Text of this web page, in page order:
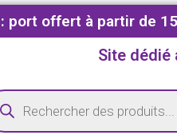
: port offert à partir de
Site dédié